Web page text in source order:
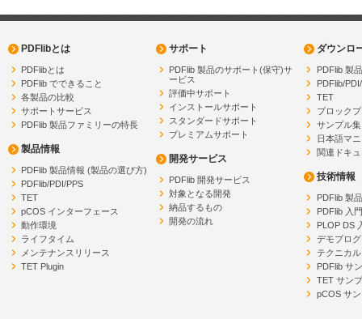
PDFlibとは
PDFlibとは
PDFlib でできること
各製品の比較
サポートサービス
PDFlib 製品ファミリーの特長
製品情報
PDFlib 製品情報 (製品の選び方)
PDFlib/PDI/PPS
TET
pCOS インターフェース
動作環境
ライフタイム
メンテナンスリリース
TET Plugin
サポート
PDFlib 製品のサポート(保守)サ
ービス
評価中サポート
インストールサポート
スタンダードサポート
プレミアムサポート
開発サービス
PDFlib 開発サービス
対象となる開発
納品するもの
開発の流れ
ダウンロ
PDFlib 製
PDFlib/
TET
ブロック
サンプル集
日本語マ
関連ドキ
技術情報
PDFlib 製
PDFlib 入門
PLOP DS
デモプロ
テクニカ
PDFlib サ
TET サン
pCOS サ